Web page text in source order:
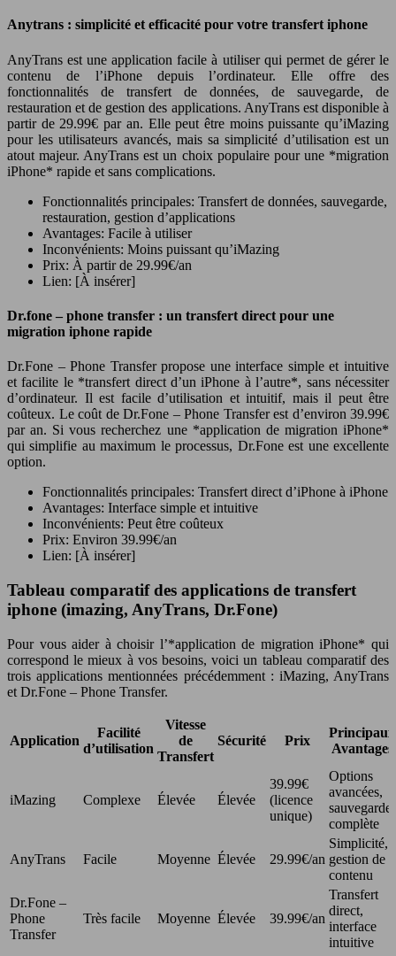
Anytrans : simplicité et efficacité pour votre transfert iphone
AnyTrans est une application facile à utiliser qui permet de gérer le
contenu de l’iPhone depuis l’ordinateur. Elle offre des
fonctionnalités de transfert de données, de sauvegarde, de
restauration et de gestion des applications. AnyTrans est disponible à
partir de 29.99€ par an. Elle peut être moins puissante qu’iMazing
pour les utilisateurs avancés, mais sa simplicité d’utilisation est un
atout majeur. AnyTrans est un choix populaire pour une *migration
iPhone* rapide et sans complications.
Fonctionnalités principales: Transfert de données, sauvegarde,
restauration, gestion d’applications
Avantages: Facile à utiliser
Inconvénients: Moins puissant qu’iMazing
Prix: À partir de 29.99€/an
Lien: [À insérer]
Dr.fone – phone transfer : un transfert direct pour une
migration iphone rapide
Dr.Fone – Phone Transfer propose une interface simple et intuitive
et facilite le *transfert direct d’un iPhone à l’autre*, sans nécessiter
d’ordinateur. Il est facile d’utilisation et intuitif, mais il peut être
coûteux. Le coût de Dr.Fone – Phone Transfer est d’environ 39.99€
par an. Si vous recherchez une *application de migration iPhone*
qui simplifie au maximum le processus, Dr.Fone est une excellente
option.
Fonctionnalités principales: Transfert direct d’iPhone à iPhone
Avantages: Interface simple et intuitive
Inconvénients: Peut être coûteux
Prix: Environ 39.99€/an
Lien: [À insérer]
Tableau comparatif des applications de transfert
iphone (imazing, AnyTrans, Dr.Fone)
Pour vous aider à choisir l’*application de migration iPhone* qui
correspond le mieux à vos besoins, voici un tableau comparatif des
trois applications mentionnées précédemment : iMazing, AnyTrans
et Dr.Fone – Phone Transfer.
Application
Facilité
d’utilisation
Vitesse
de
Transfert
Sécurité Prix
Principaux
Avantages
iMazing Complexe Élevée Élevée
39.99€
(licence
unique)
Options
avancées,
sauvegarde
complète
AnyTrans Facile Moyenne Élevée 29.99€/an
Simplicité,
gestion de
contenu
Dr.Fone –
Phone
Transfer
Très facile Moyenne Élevée 39.99€/an
Transfert
direct,
interface
intuitive